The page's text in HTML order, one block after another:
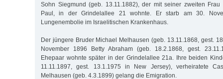
Sohn Siegmund (geb. 13.11.1882), der mit seiner zweiten
Paul, in der Grindelallee 21 wohnte. Er starb am 30.
Lungenembolie im Israelitischen Krankenhaus.
Der jüngere Bruder Michael Melhausen (geb. 13.11.1868, gest.
November 1896 Betty Abraham (geb. 18.2.1868, gest.
Ehepaar wohnte später in der Grindelallee 21a. Ihre beiden
11.11.1897, gest. 13.1.1975 in New Jersey), verheiratete
Melhausen (geb. 4.3.1899) gelang die Emigration.